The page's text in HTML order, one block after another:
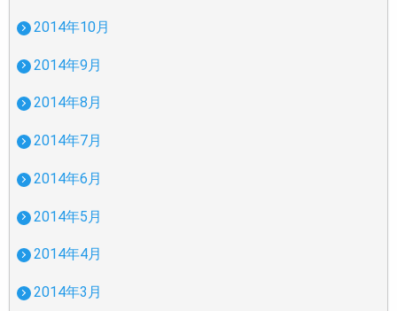
2014年10月
2014年9月
2014年8月
2014年7月
2014年6月
2014年5月
2014年4月
2014年3月